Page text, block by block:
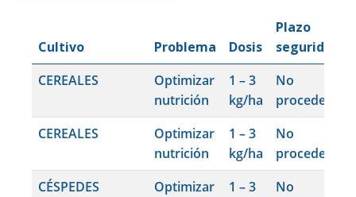
Cultivo Problema Dosis
Plazo
seguridad
CEREALES
Optimizar
nutrición
1 – 3
kg/ha
No
procede
CEREALES
Optimizar
nutrición
1 – 3
kg/ha
No
procede
CÉSPEDES
Optimizar
1 – 3
No